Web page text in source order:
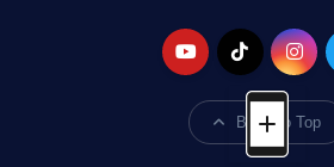
Back to Top